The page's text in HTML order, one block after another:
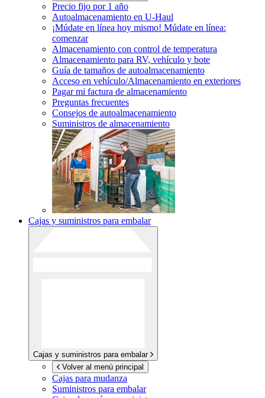
Precio fijo por 1 año
Autoalmacenamiento en U-Haul
¡Múdate en línea hoy mismo! Múdate en línea:
comenzar
Almacenamiento con control de temperatura
Almacenamiento para RV, vehículo y bote
Guía de tamaños de autoalmacenamiento
Acceso en vehículo/Almacenamiento en exteriores
Pagar mi factura de almacenamiento
Preguntas frecuentes
Consejos de autoalmacenamiento
Suministros de almacenamiento
Cajas y suministros para embalar
Cajas y suministros para embalar
Volver al menú principal
Cajas para mudanza
Suministros para embalar